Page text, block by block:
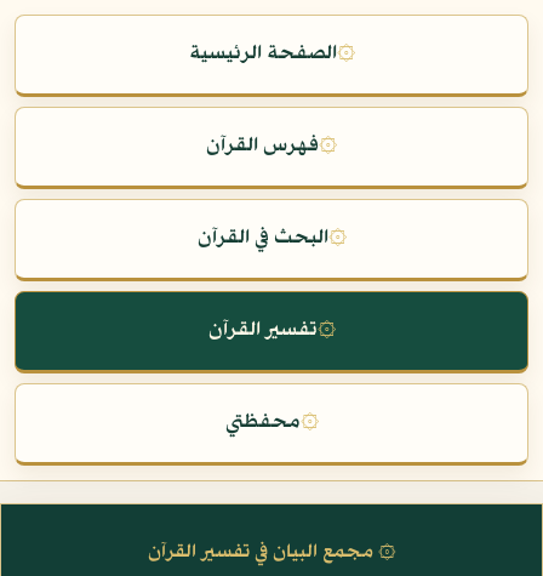
۞الصفحة الرئيسية
۞فهرس القرآن
۞البحث في القرآن
۞تفسير القرآن
۞محفظتي
۞ مجمع البيان في تفسير القرآن